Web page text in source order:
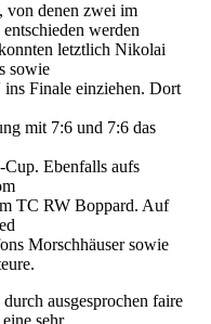
von denen zwei im
werden
letztlich Nikolai
sowie
Finale einziehen. Dort
mit 7:6 und 7:6 das
Ebenfalls aufs
TC RW Boppard. Auf
Morschhäuser sowie
ausgesprochen faire